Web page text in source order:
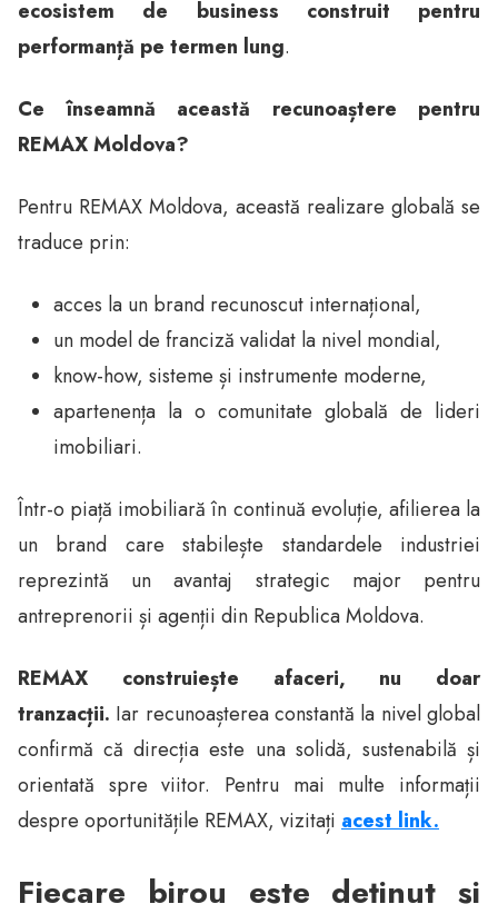
ecosistem de business construit pentru
performanță pe termen lung.
Ce înseamnă această recunoaștere pentru
REMAX Moldova?
Pentru REMAX Moldova, această realizare globală se
traduce prin:
acces la un brand recunoscut internațional,
un model de franciză validat la nivel mondial,
know-how, sisteme și instrumente moderne,
apartenența la o comunitate globală de lideri
imobiliari.
Într-o piață imobiliară în continuă evoluție, afilierea la
un brand care stabilește standardele industriei
reprezintă un avantaj strategic major pentru
antreprenorii și agenții din Republica Moldova.
REMAX construiește afaceri, nu doar
tranzacții. Iar recunoașterea constantă la nivel global
confirmă că direcția este una solidă, sustenabilă și
orientată spre viitor. Pentru mai multe informații
despre oportunitățile REMAX, vizitați acest link.
Fiecare birou este deținut și